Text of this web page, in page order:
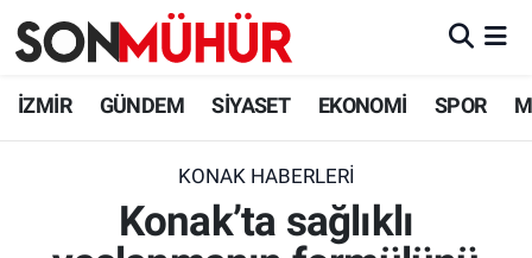
İZMİR GÜNDEM SİYASET EKONOMİ SPOR
KONAK HABERLERI
Konak’ta sağlıklı
İzmir Nöbetçi Eczaneler
İzmir Namaz Vakitleri